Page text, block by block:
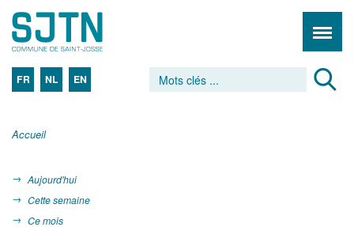
FR NL EN
Accueil
Aujourd'hui
Cette semaine
Ce mois